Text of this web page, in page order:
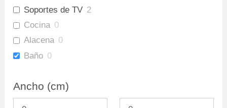
Soportes de TV 2
Cocina 0
Alacena 0
Baño 0
Mueble Bar
Repisas 0
Ancho (cm)